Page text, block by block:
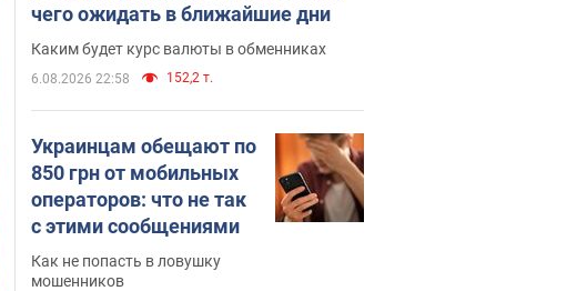
чего ожидать в ближайшие дни
Каким будет курс валюты в обменниках
6.08.2026 22:58 152,2 т.
Украинцам обещают по
850 грн от мобильных
операторов: что не так
с этими сообщениями
Как не попасть в ловушку
мошенников